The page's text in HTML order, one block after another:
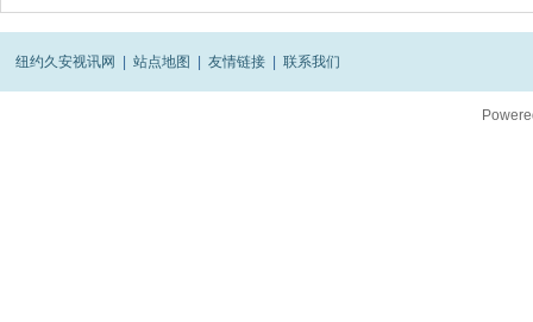
纽约久安视讯网 站点地图 友情链接 联系我们